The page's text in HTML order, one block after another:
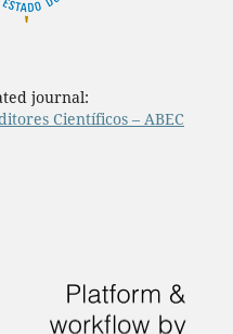
journal: